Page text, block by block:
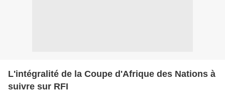
L'intégralité de la Coupe d'Afrique des Nations à
suivre sur RFI